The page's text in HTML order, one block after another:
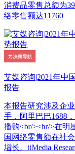
消费品零售总额为
络零售额达11760
艾媒咨询|2021年中
报告
本报告研究涉及企
手，阿里巴巴1688
播购<br/><br/>在明
国网络零售额在社
增长。iiMedia